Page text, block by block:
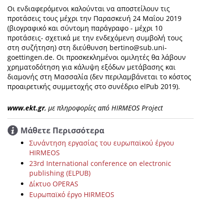
Οι ενδιαφερόμενοι καλούνται να αποστείλουν τις
προτάσεις τους μέχρι την Παρασκευή 24 Μαΐου 2019
(βιογραφικό και σύντομη παράγραφο - μέχρι 10
προτάσεις- σχετικά με την ενδεχόμενη συμβολή τους
στη συζήτηση) στη διεύθυνση bertino@sub.uni-
goettingen.de. Οι προσκεκλημένοι ομιλητές θα λάβουν
χρηματοδότηση για κάλυψη εξόδων μετάβασης και
διαμονής στη Μασσαλία (δεν περιλαμβάνεται το κόστος
προαιρετικής συμμετοχής στο συνέδριο elPub 2019).
www.ekt.gr, με πληροφορίες από HIRMEOS Project
Μάθετε Περισσότερα
Συνάντηση εργασίας του ευρωπαϊκού έργου
HIRMEOS
23rd International conference on electronic
publishing (ELPUB)
Δίκτυο OPERAS
Ευρωπαϊκό έργο HIRMEOS